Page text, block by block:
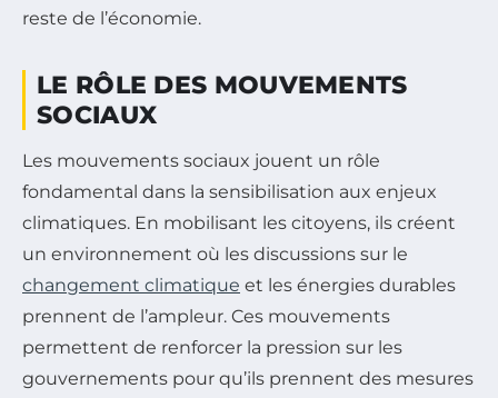
reste de l’économie.
LE RÔLE DES MOUVEMENTS
SOCIAUX
Les mouvements sociaux jouent un rôle
fondamental dans la sensibilisation aux enjeux
climatiques. En mobilisant les citoyens, ils créent
un environnement où les discussions sur le
changement climatique et les énergies durables
prennent de l’ampleur. Ces mouvements
permettent de renforcer la pression sur les
gouvernements pour qu’ils prennent des mesures